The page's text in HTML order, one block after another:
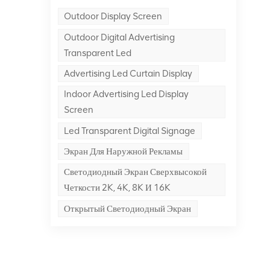
Outdoor Display Screen
Outdoor Digital Advertising
Transparent Led
Advertising Led Curtain Display
Indoor Advertising Led Display
Screen
Led Transparent Digital Signage
Экран Для Наружной Рекламы
Светодиодный Экран Сверхвысокой
Четкости 2K, 4K, 8K И 16K
Открытый Светодиодный Экран